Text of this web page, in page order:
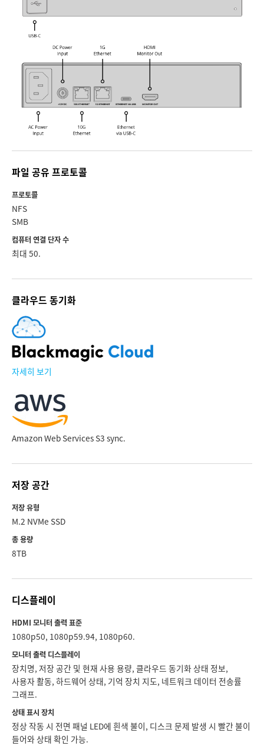
Sweden
Turkey
UAE
United Kingdom
파일 공유 프로토콜
프로토콜
NFS
SMB
컴퓨터 연결 단자 수
최대 50.
클라우드 동기화
자세히 보기
Amazon Web Services S3 sync.
저장 공간
저장 유형
M.2 NVMe SSD
총 용량
8TB
디스플레이
HDMI 모니터 출력 표준
1080p50, 1080p59.94, 1080p60.
모니터 출력 디스플레이
장치명, 저장 공간 및 현재 사용 용량, 클라우드 동기화 상태 정보,
사용자 활동, 하드웨어 상태, 기억 장치 지도, 네트워크 데이터 전송률
그래프.
상태 표시 장치
정상 작동 시 전면 패널 LED에 흰색 불이, 디스크 문제 발생 시 빨간 불이
들어와 상태 확인 가능.